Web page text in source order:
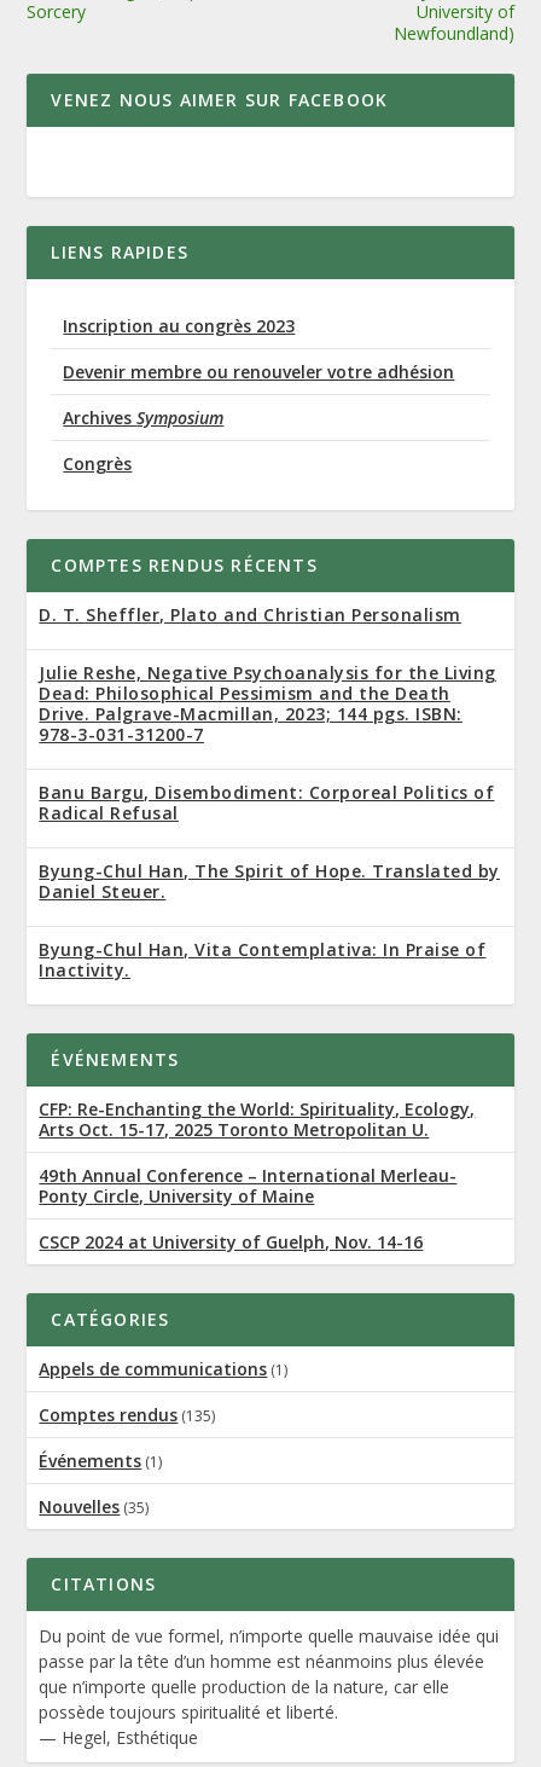
Sorcery
University of
Newfoundland)
VENEZ NOUS AIMER SUR FACEBOOK
LIENS RAPIDES
Inscription au congrès 2023
Devenir membre ou renouveler votre adhésion
ArchivesSymposium
Congrès
COMPTES RENDUS RÉCENTS
D. T. Sheffler, Plato and Christian Personalism
Julie Reshe, Negative Psychoanalysis for the Living
Dead: Philosophical Pessimism and the Death
Drive. Palgrave-Macmillan, 2023; 144 pgs. ISBN:
978-3-031-31200-7
Banu Bargu, Disembodiment: Corporeal Politics of
Radical Refusal
Byung-Chul Han, The Spirit of Hope. Translated by
Daniel Steuer.
Byung-Chul Han, Vita Contemplativa: In Praise of
Inactivity.
ÉVÉNEMENTS
CFP: Re-Enchanting the World: Spirituality, Ecology,
Arts Oct. 15-17, 2025 Toronto Metropolitan U.
49th Annual Conference – International Merleau-
Ponty Circle, University of Maine
CSCP 2024 at University of Guelph, Nov. 14-16
CATÉGORIES
Appels de communications (1)
Comptes rendus (135)
Événements (1)
Nouvelles (35)
CITATIONS
Du point de vue formel, n’importe quelle mauvaise idée qui
passe par la tête d’un homme est néanmoins plus élevée
que n’importe quelle production de la nature, car elle
possède toujours spiritualité et liberté.
— Hegel, Esthétique